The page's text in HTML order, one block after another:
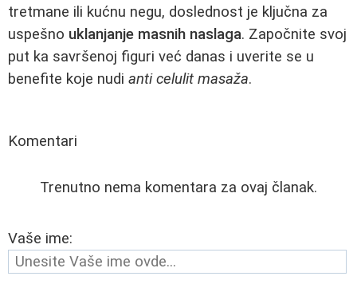
tretmane ili kućnu negu, doslednost je ključna za
uspešno uklanjanje masnih naslaga. Započnite svoj
put ka savršenoj figuri već danas i uverite se u
benefite koje nudi anti celulit masaža.
Komentari
Trenutno nema komentara za ovaj članak.
Vaše ime: